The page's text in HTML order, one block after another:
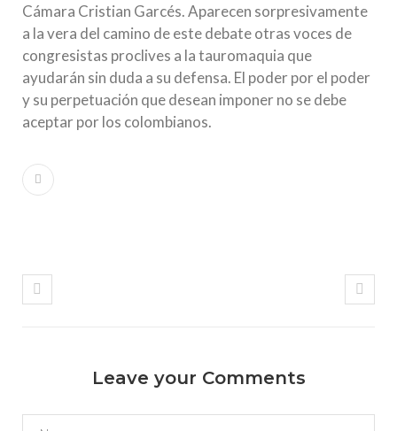
Cámara Cristian Garcés. Aparecen sorpresivamente
a la vera del camino de este debate otras voces de
congresistas proclives a la tauromaquia que
ayudarán sin duda a su defensa. El poder por el poder
y su perpetuación que desean imponer no se debe
aceptar por los colombianos.
Leave your Comments